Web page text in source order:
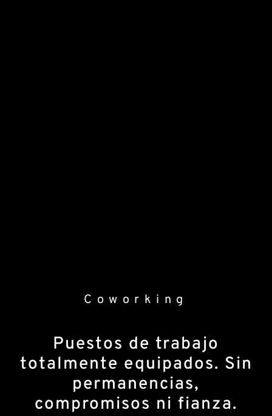
Coworking
Puestos de trabajo
totalmente equipados. Sin
permanencias,
compromisos ni fianza.